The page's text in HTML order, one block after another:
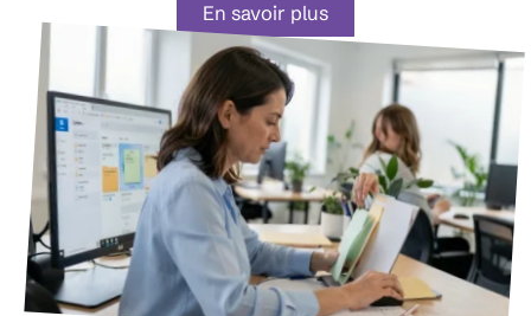
En savoir plus